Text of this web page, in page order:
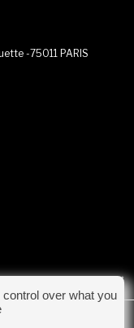
-75011 PARIS
over what you